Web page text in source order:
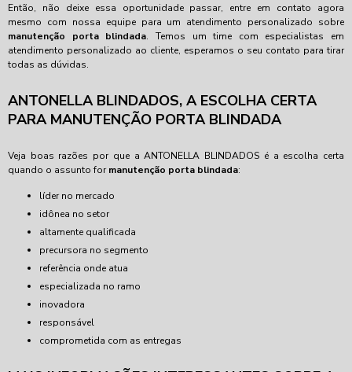
Então, não deixe essa oportunidade passar, entre em contato agora
mesmo com nossa equipe para um atendimento personalizado sobre
manutenção porta blindada. Temos um time com especialistas em
atendimento personalizado ao cliente, esperamos o seu contato para tirar
todas as dúvidas.
ANTONELLA BLINDADOS, A ESCOLHA CERTA
PARA MANUTENÇÃO PORTA BLINDADA
Veja boas razões por que a ANTONELLA BLINDADOS é a escolha certa
quando o assunto formanutenção porta blindada:
líder no mercado
idônea no setor
altamente qualificada
precursora no segmento
referência onde atua
especializada no ramo
inovadora
responsável
comprometida com as entregas